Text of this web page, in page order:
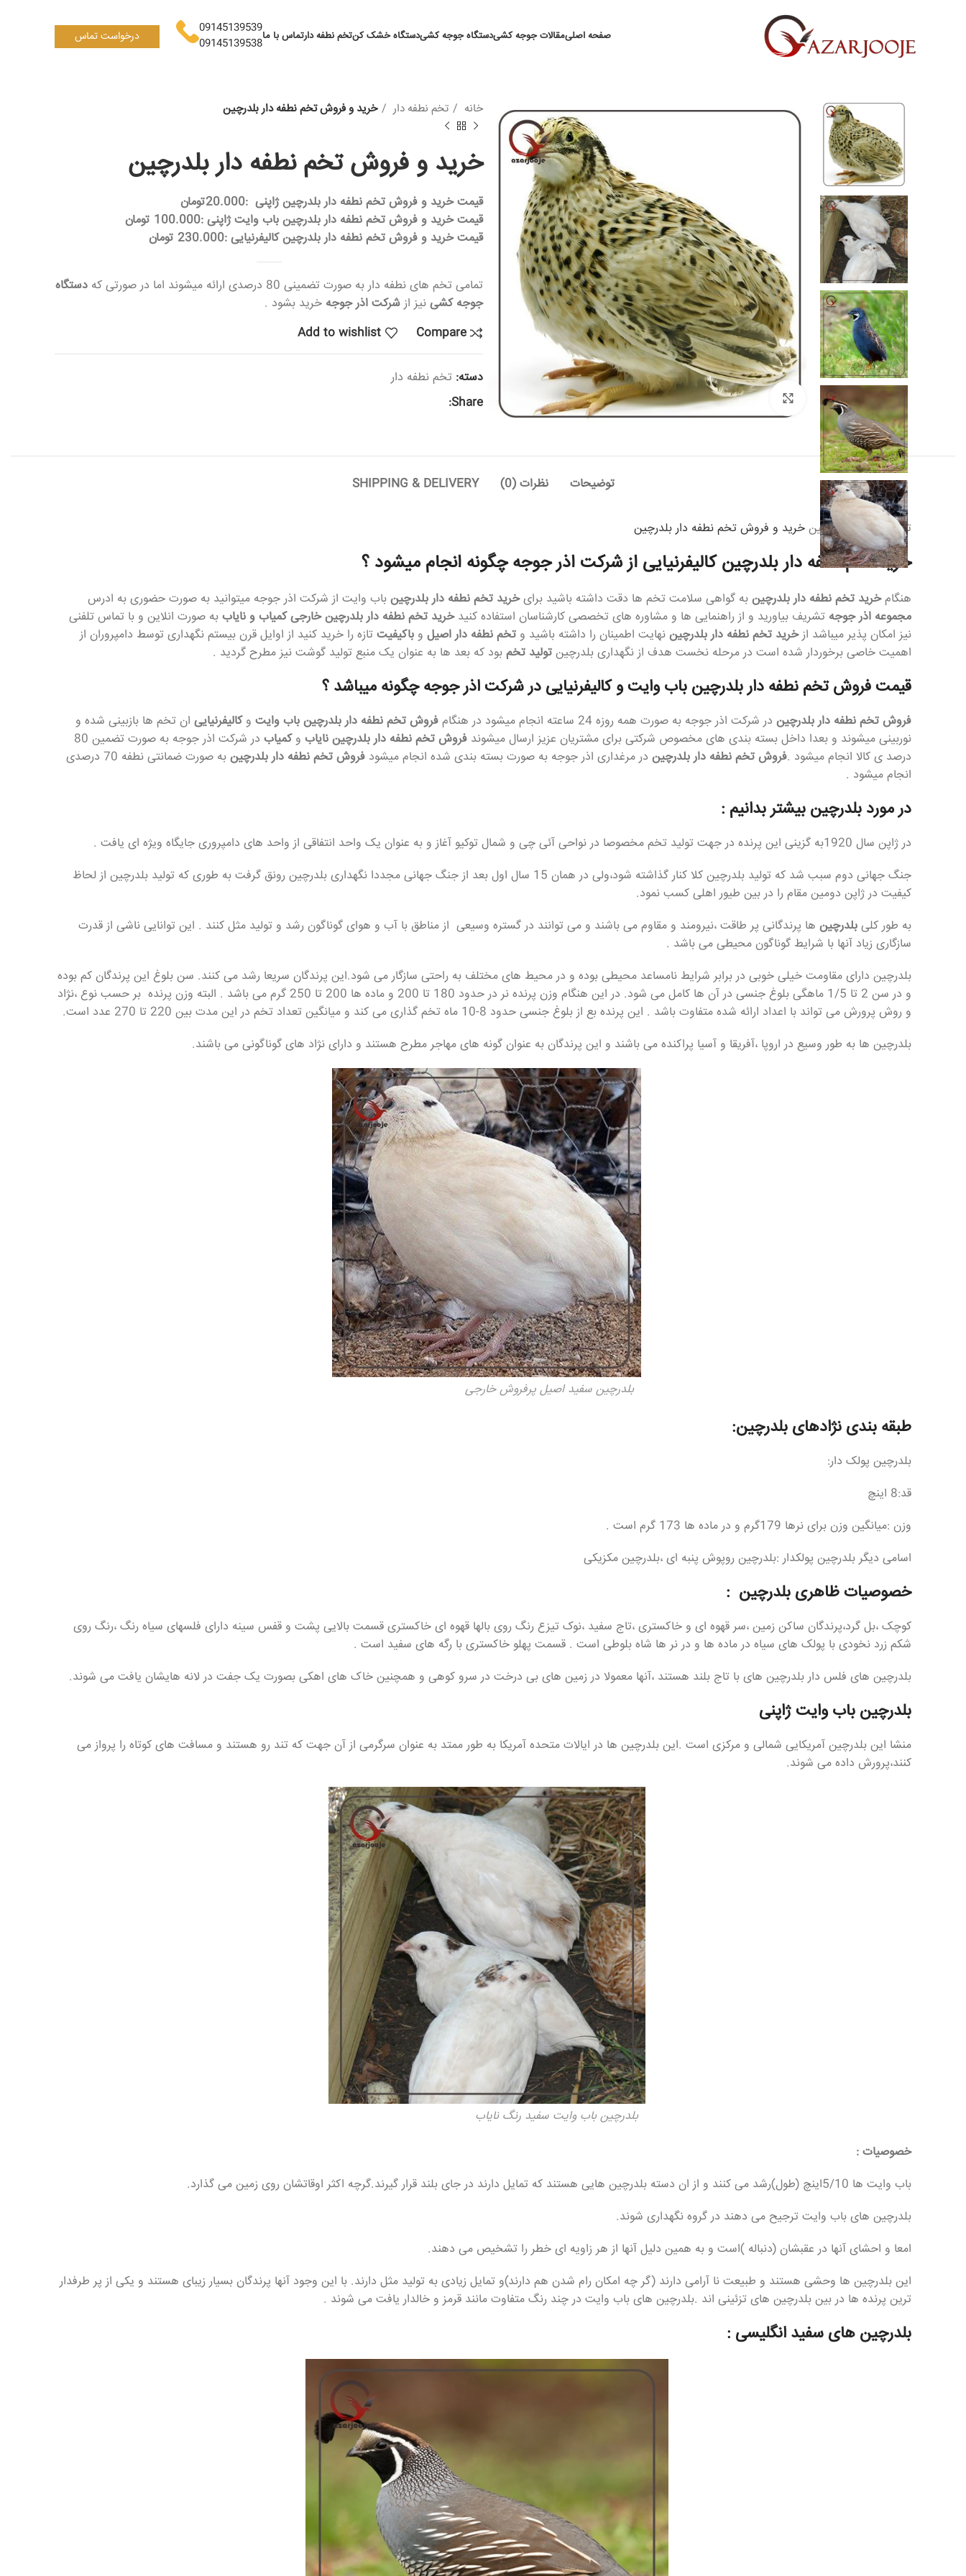
صفحه اصلیمقالات جوجه کشیدستگاه جوجه کشیدستگاه خشک کنتخم نطفه دارتماس با ما09145139539
09145139538
درخواست تماس
Click to enlarge
خانه تخم نطفه دار خرید و فروش تخم نطفه دار بلدرچین
خرید و فروش تخم نطفه دار بلدرچین
قیمت خرید و فروش تخم نطفه دار بلدرچین ژاپنی :20.000تومان
قیمت خرید و فروش تخم نطفه دار بلدرچین باب وایت ژاپنی :100.000 تومان
قیمت خرید و فروش تخم نطفه دار بلدرچین کالیفرنیایی :230.000 تومان
تمامی تخم های نطفه دار به صورت تضمینی 80 درصدی ارائه میشوند اما در صورتی که
دستگاه
جوجه کشی نیز ازشرکت اذر جوجه خرید بشود .
Compare
Add to wishlist
دسته: تخم نطفه دار
Share:
توضیحات نظرات (0) SHIPPING & DELIVERY
تخم نطفه دار بلدرچین خرید و فروش تخم نطفه دار بلدرچین
خرید تخم نطفه دار بلدرچین کالیفرنیایی از شرکت اذر جوجه چگونه انجام میشود ؟
هنگامخرید تخم نطفه دار بلدرچین به گواهی سلامت تخم ها دقت داشته باشید برایخرید تخم نطفه دار بلدرچین باب وایت از شرکت اذر جوجه میتوانید به صورت حضوری به ادرس
مجموعه اذر جوجه تشریف بیاورید و از راهنمایی ها و مشاوره های تخصصی کارشناسان استفاده کنیدخرید تخم نطفه دار بلدرچین خارجی کمیاب و نایاب به صورت انلاین و با تماس تلفنی
نیز امکان پذیر میباشد ازخرید تخم نطفه دار بلدرچین نهایت اطمینان را داشته باشید و تخم نطفه دار اصیل و باکیفیت تازه را خرید کنید از اوایل قرن بیستم نگهداری توسط دامپروران از
اهمیت خاصی برخوردار شده است در مرحله نخست هدف از نگهداری بلدرچین تولید تخم بود که بعد ها به عنوان یک منبع تولید گوشت نیز مطرح گردید .
قیمت فروش تخم نطفه دار بلدرچین باب وایت و کالیفرنیایی در شرکت اذر جوجه چگونه میباشد ؟
فروش تخم نطفه دار بلدرچین در شرکت اذر جوجه به صورت همه روزه 24 ساعته انجام میشود در هنگام فروش تخم نطفه دار بلدرچین باب وایت وکالیفرنیایی ان تخم ها بازبینی شده و
نوربینی میشوند و بعدا داخل بسته بندی های مخصوص شرکتی برای مشتریان عزیز ارسال میشوند فروش تخم نطفه دار بلدرچین نایاب وکمیاب
در شرکت اذر جوجه به صورت تضمین 80
درصد ی کالا انجام میشود .فروش تخم نطفه دار بلدرچین در مرغداری اذر جوجه به صورت بسته بندی شده انجام میشود فروش تخم نطفه دار بلدرچین
به صورت ضمانتی نطفه 70 درصدی
انجام میشود .
در مورد بلدرچین بیشتر بدانیم :
در ژاپن سال 1920به گزینی این پرنده در جهت تولید تخم مخصوصا در نواحی آئی چی و شمال توکیو آغاز و به عنوان یک واحد انتفاقی از واحد های دامپروری جایگاه ویژه ای یافت .
جنگ جهانی دوم سبب شد که تولید بلدرچین کلا کنار گذاشته شود،ولی در همان 15 سال اول بعد از جنگ جهانی مجددا نگهداری بلدرچین رونق گرفت به طوری که تولید بلدرچین از لحاظ
کیفیت در ژاپن دومین مقام را در بین طیور اهلی کسب نمود.
به طور کلی بلدرچین ها پرندگانی پر طاقت ،نیرومند و مقاوم می باشند و می توانند در گستره وسیعی از مناطق با آب و هوای گوناگون رشد و تولید مثل کنند . این توانایی ناشی از قدرت
سازگاری زیاد آنها با شرایط گوناگون محیطی می باشد .
بلدرچین دارای مقاومت خیلی خوبی در برابر شرایط نامساعد محیطی بوده و در محیط های مختلف به راحتی سازگار می شود.این پرندگان سریعا رشد می کنند. سن بلوغ این پرندگان کم بوده
و در سن 2 تا 1/5 ماهگی بلوغ جنسی در آن ها کامل می شود. در این هنگام وزن پرنده نر در حدود 180 تا 200 و ماده ها 200 تا 250 گرم می باشد . البته وزن پرنده بر حسب نوع ،نژاد
و روش پرورش می تواند با اعداد ارائه شده متفاوت باشد . این پرنده بع از بلوغ جنسی حدود 8-10 ماه تخم گذاری می کند و میانگین تعداد تخم در این مدت بین 220 تا 270 عدد است.
بلدرچین ها به طور وسیع در اروپا ،آفریقا و آسیا پراکنده می باشند و این پرندگان به عنوان گونه های مهاجر مطرح هستند و دارای نژاد های گوناگونی می باشند.
بلدرچین سفید اصیل پرفروش خارجی
طبقه بندی نژادهای بلدرچین:
بلدرچین پولک دار:
قد:8 اینچ
وزن :میانگین وزن برای نرها 179گرم و در ماده ها 173 گرم است .
اسامی دیگر بلدرچین پولکدار :بلدرچین روپوش پنبه ای ،بلدرچین مکزیکی
خصوصیات ظاهری بلدرچین :
کوچک ،بل گرد،پرندگان ساکن زمین ،سر قهوه ای و خاکستری ،تاج سفید ،نوک تیزع رنگ روی بالها قهوه ای خاکستری قسمت بالایی پشت و قفس سینه دارای فلسهای سیاه رنگ ،رنگ روی
شکم زرد نخودی با پولک های سیاه در ماده ها و در نر ها شاه بلوطی است . قسمت پهلو خاکستری با رگه های سفید است .
بلدرچین های فلس دار بلدرچین های با تاج بلند هستند ،آنها معمولا در زمین های بی درخت در سرو کوهی و همچنین خاک های اهکی بصورت یک جفت در لانه هایشان یافت می شوند.
بلدرچین باب وایت ژاپنی
منشا این بلدرچین آمریکایی شمالی و مرکزی است .این بلدرچین ها در ایالات متحده آمریکا به طور ممتد به عنوان سرگرمی از آن جهت که تند رو هستند و مسافت های کوتاه را پرواز می
کنند،پرورش داده می شوند.
بلدرچین باب وایت سفید رنگ نایاب
خصوصیات :
باب وایت ها 5/10اینچ (طول)رشد می کنند و از ان دسته بلدرچین هایی هستند که تمایل دارند در جای بلند قرار گیرند.گرچه اکثر اوقاتشان روی زمین می گذارد.
بلدرچین های باب وایت ترجیح می دهند در گروه نگهداری شوند.
امعا و احشای آنها در عقبشان (دنباله )است و به همین دلیل آنها از هر زاویه ای خطر را تشخیص می دهند.
این بلدرچین ها وحشی هستند و طبیعت نا آرامی دارند (گر چه امکان رام شدن هم دارند)و تمایل زیادی به تولید مثل دارند. با این وجود آنها پرندگان بسیار زیبای هستند و یکی از پر طرفدار
ترین پرنده ها در بین بلدرچین های تزئینی اند .بلدرچین های باب وایت در چند رنگ متفاوت مانند قرمز و خالدار یافت می شوند .
بلدرچین های سفید انگلیسی :